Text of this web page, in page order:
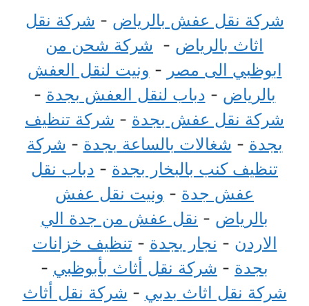
شركة نقل عفش بالرياض - شركة نقل
اثاث بالرياض - شركة شحن من
ابوظبي الى مصر - ونيت لنقل العفش
بالرياض - دباب لنقل العفش بجدة -
شركة نقل عفش بجدة - شركة تنظيف
بجدة - شغالات بالساعة بجدة - شركة
تنظيف كنب بالبخار بجدة - دباب نقل
عفش جدة - ونيت نقل عفش
بالرياض - نقل عفش من جدة الي
الاردن - نجار بجدة - تنظيف خزانات
بجدة - شركة نقل أثاث بأبوظبي -
شركة نقل اثاث بدبي - شركة نقل أثاث